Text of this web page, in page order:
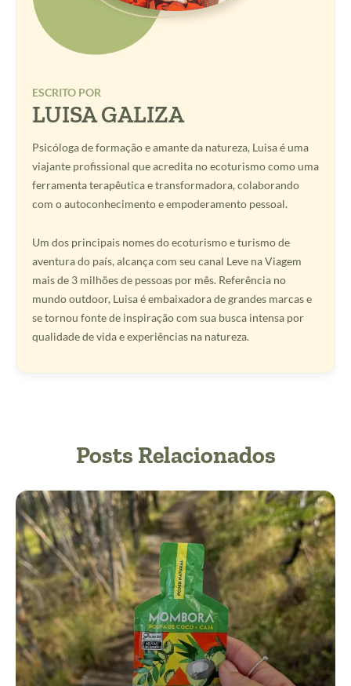
ESCRITO POR
LUISA GALIZA
Psicóloga de formação e amante da natureza, Luisa é uma
viajante profissional que acredita no ecoturismo como uma
ferramenta terapêutica e transformadora, colaborando
com o autoconhecimento e empoderamento pessoal.
Um dos principais nomes do ecoturismo e turismo de
aventura do país, alcança com seu canal Leve na Viagem
mais de 3 milhões de pessoas por mês. Referência no
mundo outdoor, Luisa é embaixadora de grandes marcas e
se tornou fonte de inspiração com sua busca intensa por
qualidade de vida e experiências na natureza.
Posts Relacionados